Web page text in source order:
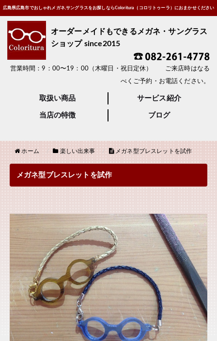
広島県広島市でおしゃれメガネ,サングラスをお探しならColoritura（コロリトゥーラ）におまかせください
オーダーメイドもできるメガネ・サングラス
ショップ since2015
営業時間：9：00〜19：00（木曜日・祝日定休） ご来店時はなる
べくご予約・お電話ください。
取扱い商品 サービス紹介
当店の特徴 ブログ
ホーム 楽しい出来事 メガネ型ブレスレットを試作
メガネ型ブレスレットを試作